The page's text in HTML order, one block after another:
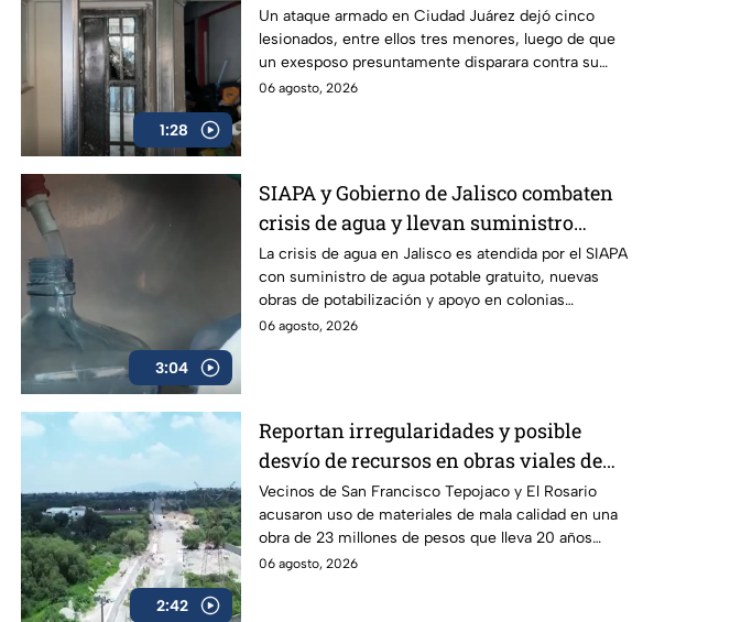
1:28
Ciudad Juárez
Un ataque armado en Ciudad Juárez dejó cinco
lesionados, entre ellos tres menores, luego de que
un exesposo presuntamente disparara contra su
expareja y su nueva pareja.
06 agosto, 2026
3:04
SIAPA y Gobierno de Jalisco combaten
crisis de agua y llevan suministro
potable gratuito a colonias afectadas
La crisis de agua en Jalisco es atendida por el SIAPA
con suministro de agua potable gratuito, nuevas
obras de potabilización y apoyo en colonias
afectadas.
06 agosto, 2026
2:42
Reportan irregularidades y posible
desvío de recursos en obras viales de
Cuautitlán Izcalli, Edomex
Vecinos de San Francisco Tepojaco y El Rosario
acusaron uso de materiales de mala calidad en una
obra de 23 millones de pesos que lleva 20 años
inconclusa en Cuautitlán Izcalli, Edomex.
06 agosto, 2026